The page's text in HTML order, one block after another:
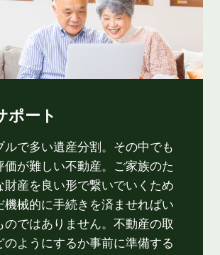
ポート
ルで多い遺産分割。その中でも
価が難しい不動産。ご家族のた
財産を良い形で繋いでいくため
機械的に手続きを済ませればい
のではありません。不動産の取
のようにするか事前に準備する